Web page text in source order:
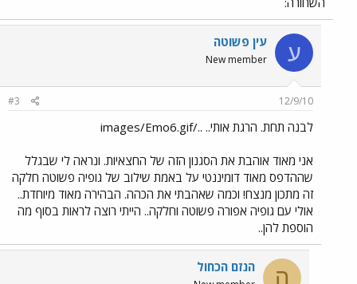
ע עין פשוטה
New member
12/9/10
#3
לבנה תחת. הרגת אותי.. ../images/Emo6.gif
אני מאוד אוהבת את הסגנון הזה של החצאיות. ונראה לי שבגלל
שההדפס מאוד דומיננטי על באמת שילוב של גופיה פשוטה חלקה
זה מתכון מנצח! וכמה שאהבתי את הכהה. הבהירה מאוד מיוחדת..
אולי עם גופיה אפורה פשוטה וחלקה.. הייתי רוצה לראות בסוף מה
הוספת להן..
ה הנזם הכחול